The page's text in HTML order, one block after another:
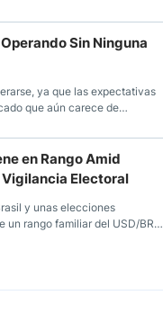
Sin Ninguna
ya que las expectativas
que aún carece de
en Rango Amid
Vigilancia Electoral
y unas elecciones
un rango familiar del USD/BRL.
de Brasil y unas elecciones
rango familiar del USD/BRL.